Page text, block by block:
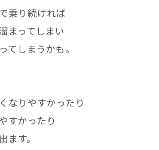
乗り続ければ
まってしまい
てしまうかも。
なりやすかったり
すかったり
ます。